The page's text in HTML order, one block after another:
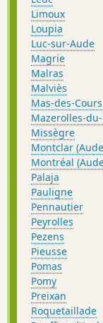
Limoux
Loupia
Luc-sur-Aude
Magrie
Malras
Malviès
Mas-des-Cours
Mazerolles-du-
Missègre
Montclar
Montréal
Palaja
Pauligne
Pennautier
Peyrolles
Pezens
Pieusse
Pomas
Pomy
Preixan
Roquetaillade